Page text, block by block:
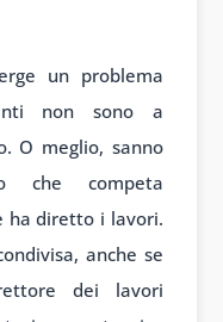
un problema
non sono a
O meglio, sanno
che competa
ha diretto i lavori.
anche se
dei lavori